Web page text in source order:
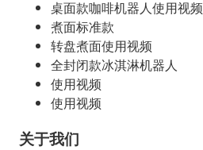
桌面款咖啡机器人使用视频
煮面标准款
转盘煮面使用视频
全封闭款冰淇淋机器人
使用视频
使用视频
关于我们